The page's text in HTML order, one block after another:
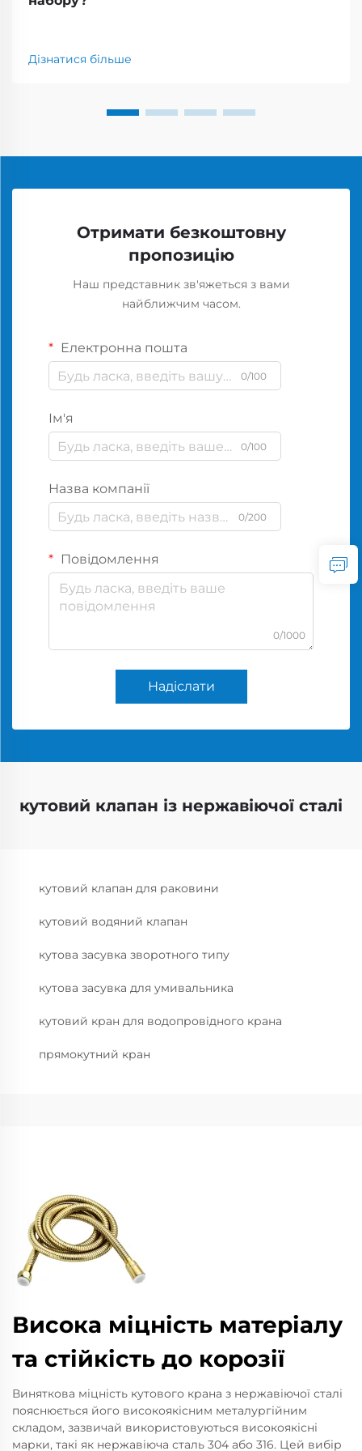
Дізнатися більше
Отримати безкоштовну
пропозицію
Наш представник зв'яжеться з вами
найближчим часом.
Електронна пошта
0/100
Ім'я
0/100
Назва компанії
0/200
Повідомлення
0/1000
Надіслати
кутовий клапан із нержавіючої сталі
кутовий клапан для раковини
кутовий водяний клапан
кутова засувка зворотного типу
кутова засувка для умивальника
кутовий кран для водопровідного крана
прямокутний кран
Висока міцність матеріалу
та стійкість до корозії
Виняткова міцність кутового крана з нержавіючої сталі
пояснюється його високоякісним металургійним
складом, зазвичай використовуються високоякісні
марки, такі як нержавіюча сталь 304 або 316. Цей вибір